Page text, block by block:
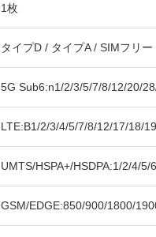
1枚
タイプD / タイプA / SIMフリー
5G Sub6:n1/2/3/5/7/8/12/20/
LTE:B1/2/3/4/5/7/8/12/17/18/
UMTS/HSPA+/HSDPA:1/2/4/5/
GSM/EDGE:850/900/1800/